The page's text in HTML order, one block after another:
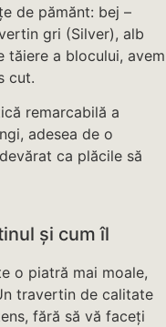
de pămănt: bej –
gri (Silver), alb
tăiere a blocului, avem
cut.
remarcabilă a
adesea de o
ca plăcile să
și cum îl
o piatră mai moale,
travertin de calitate
fără să vă faceți